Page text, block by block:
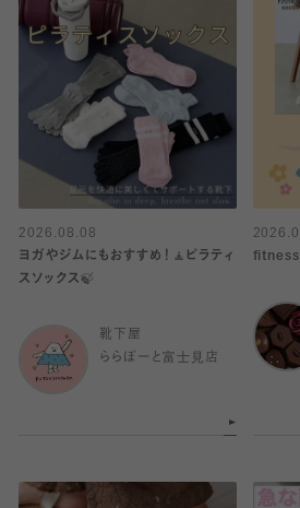
2026.08.08
ヨガやジムにもおすすめ！🧘ピラティ
スソックス🍃
靴下屋
ららぽーと富士見店
fitness